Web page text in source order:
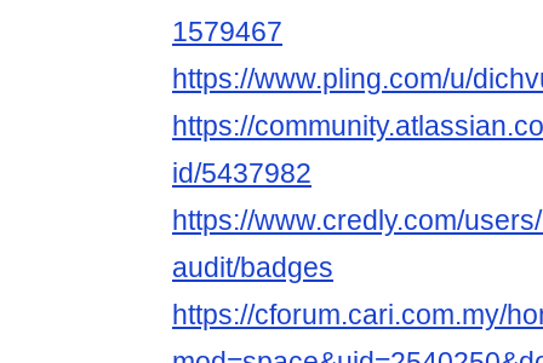
1579467
https://www.pling.com/u/
https://
id/5437982
https://www.credly.com/
audit/badges
https://cforum.cari.com.my/